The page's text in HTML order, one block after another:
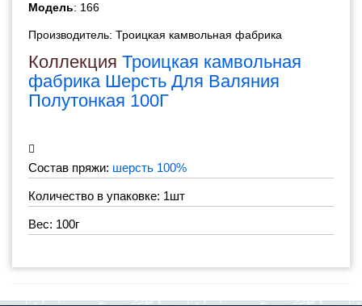
Модель: 166
Производитель: Троицкая камвольная фабрика
Коллекция Троицкая камвольная
фабрика Шерсть Для Валяния
Полутонкая 100Г
Состав пряжи: шерсть 100%
Количество в упаковке: 1шт
Вес: 100г